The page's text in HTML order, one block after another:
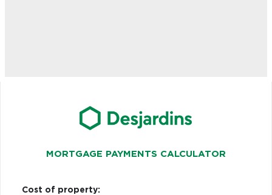
MORTGAGE PAYMENTS CALCULATOR
Cost of property: